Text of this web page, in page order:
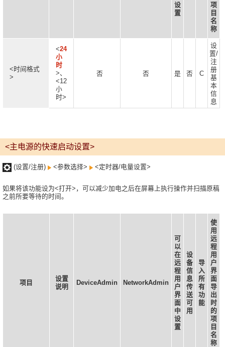
设
置
项
目
名
称
<时间格式
>
<24
小
时
>、
<12
小
时>
否 否 是 否 C
设
置/
注
册
基
本
信
息
<主电源的快速启动设置>
(设置/注册) <参数选择> <定时器/电量设置>
如果将该功能设为<打开>，可以减少加电之后在屏幕上执行操作并扫描原稿
之前所要等待的时间。
项目
设置
说明
DeviceAdmin NetworkAdmin
可
以
在
远
程
用
户
界
面
中
设
置
设
备
信
息
传
送
可
用
导
入
所
有
功
能
使
用
远
程
用
户
界
面
导
出
时
的
项
目
名
称